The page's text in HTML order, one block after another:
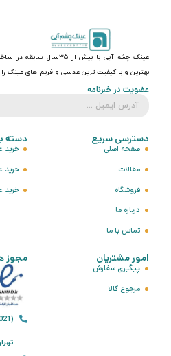
عینک چشم آبی با بیش از
بهترین و با کیفیت ترین عدسی و فریم های عینک را
عضویت در خبرنامه
دسترسی سریع
صفحه اصلی
مقالات
فروشگاه
درباره ما
تماس با ما
دسته
خرید
خرید
خرید
امور مشتریان
پیگیری سفارش
مرجوع کالا
مجوز
(021)66976836 - 66976839